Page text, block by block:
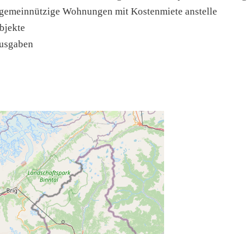
Wohnungen mit Kostenmiete anstelle